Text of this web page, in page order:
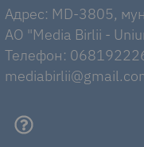
Адрес: MD-3805,
AO "Media Birlii -
Телефон: